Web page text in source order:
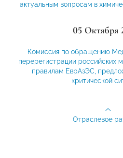
актуальным вопросам в
05 Октября
Комиссия по обращению
перерегистрации российских
правилам ЕврАзЭС,
критической
Отраслевое